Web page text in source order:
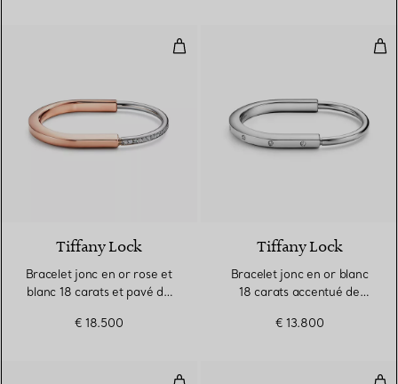
Bracelet jonc en or rose et
Tiffany Lock
Bracelet jonc en or rose et
blanc 18 carats et pavé de
€ 18.500
Tiffany Lock
Bracelet jonc en or blanc
18 carats accentué de
€ 13.800
Bracelet jonc en or jaune et